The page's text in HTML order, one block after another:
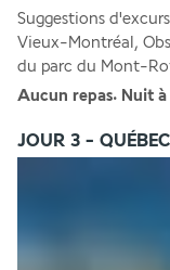
Suggestions
Vieux-Montréal,
du parc du Mont-
Aucun repas. Nuit
JOUR 3 - QUÉBEC